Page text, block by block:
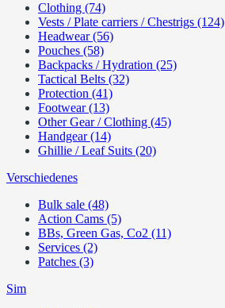
Clothing (74)
Vests / Plate carriers / Chestrigs (124)
Headwear (56)
Pouches (58)
Backpacks / Hydration (25)
Tactical Belts (32)
Protection (41)
Footwear (13)
Other Gear / Clothing (45)
Handgear (14)
Ghillie / Leaf Suits (20)
Verschiedenes
Bulk sale (48)
Action Cams (5)
BBs, Green Gas, Co2 (11)
Services (2)
Patches (3)
Sim